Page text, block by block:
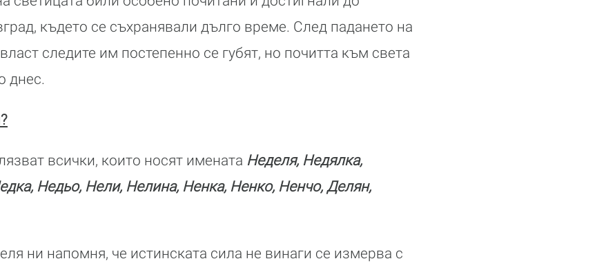
където се съхранявали дълго време. След падането на
следите им постепенно се губят, но почитта към света
днес.
всички, които носят имената Неделя, Недялка,
Недьо, Нели, Нелина, Ненка, Ненко, Ненчо, Делян,
ни напомня, че истинската сила не винаги се измерва с